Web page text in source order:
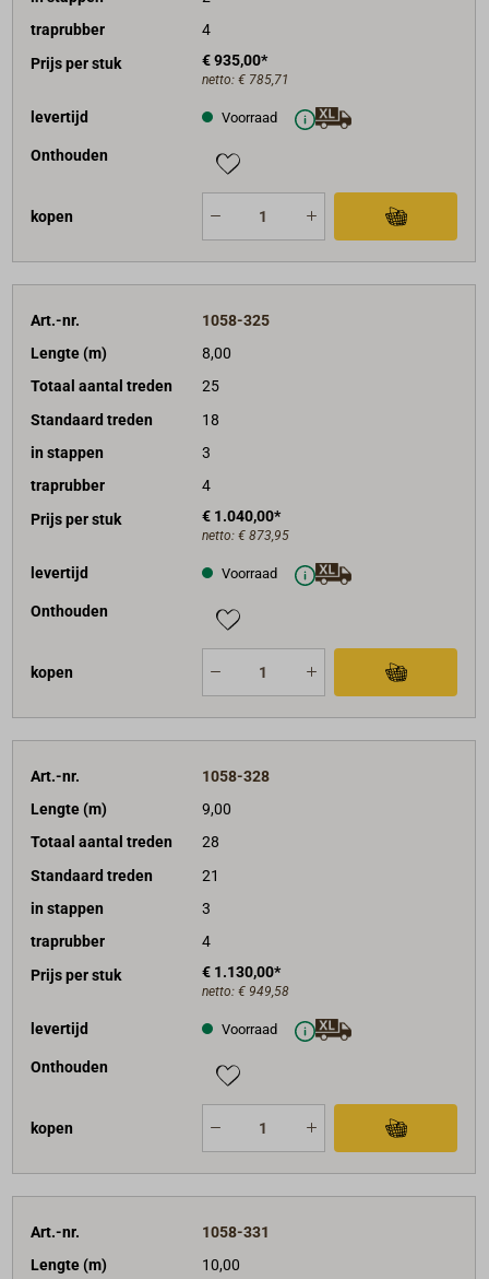
traprubber
4
Prijs per stuk
€ 935,00*
netto: € 785,71
levertijd Voorraad
Onthouden
kopen
Art.-nr.
1058-325
Lengte (m)
8,00
Totaal aantal treden
25
Standaard treden
18
in stappen
3
traprubber
4
Prijs per stuk
€ 1.040,00*
netto: € 873,95
levertijd Voorraad
Onthouden
kopen
Art.-nr.
1058-328
Lengte (m)
9,00
Totaal aantal treden
28
Standaard treden
21
in stappen
3
traprubber
4
Prijs per stuk
€ 1.130,00*
netto: € 949,58
levertijd Voorraad
Onthouden
kopen
Art.-nr.
1058-331
Lengte (m)
10,00